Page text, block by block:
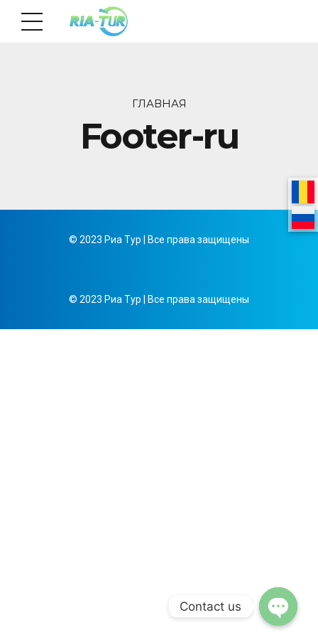
ГЛАВНАЯ
Footer-ru
© 2023 Риа Тур | Все права защищены
© 2023 Риа Тур | Все права защищены
Contact us